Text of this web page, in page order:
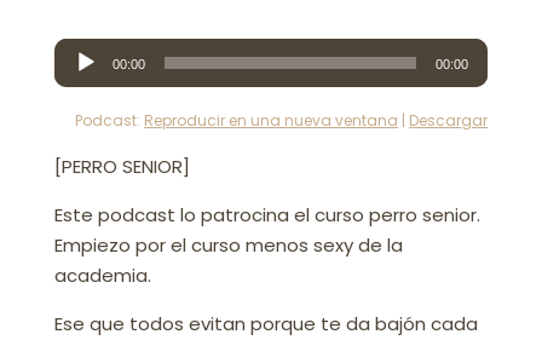
Reproductor
de
audio
00:00 00:00
Podcast: Reproducir en una nueva ventana | Descargar
[PERRO SENIOR]
Este podcast lo patrocina el curso perro senior.
Empiezo por el curso menos sexy de la
academia.
Ese que todos evitan porque te da bajón cada